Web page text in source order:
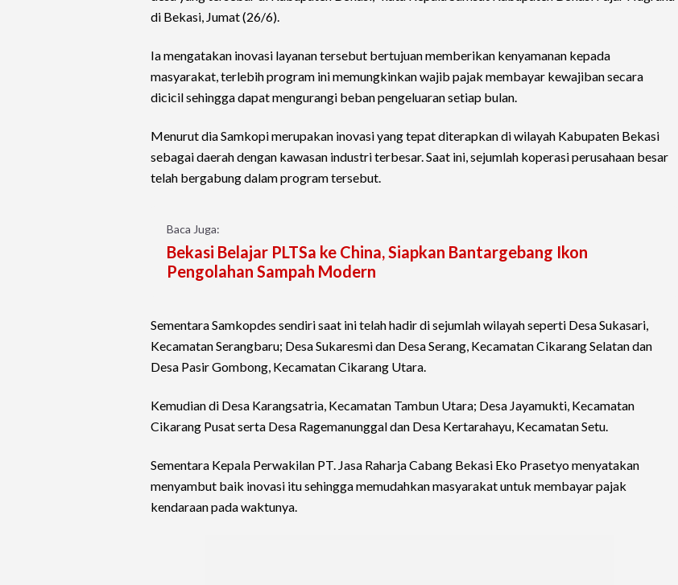
di Bekasi, Jumat (26/6).
Ia mengatakan inovasi layanan tersebut bertujuan memberikan kenyamanan kepada
masyarakat, terlebih program ini memungkinkan wajib pajak membayar kewajiban secara
dicicil sehingga dapat mengurangi beban pengeluaran setiap bulan.
Menurut dia Samkopi merupakan inovasi yang tepat diterapkan di wilayah Kabupaten Bekasi
sebagai daerah dengan kawasan industri terbesar. Saat ini, sejumlah koperasi perusahaan besar
telah bergabung dalam program tersebut.
Baca Juga:
Bekasi Belajar PLTSa ke China, Siapkan Bantargebang Ikon
Pengolahan Sampah Modern
Sementara Samkopdes sendiri saat ini telah hadir di sejumlah wilayah seperti Desa Sukasari,
Kecamatan Serangbaru; Desa Sukaresmi dan Desa Serang, Kecamatan Cikarang Selatan dan
Desa Pasir Gombong, Kecamatan Cikarang Utara.
Kemudian di Desa Karangsatria, Kecamatan Tambun Utara; Desa Jayamukti, Kecamatan
Cikarang Pusat serta Desa Ragemanunggal dan Desa Kertarahayu, Kecamatan Setu.
Sementara Kepala Perwakilan PT. Jasa Raharja Cabang Bekasi Eko Prasetyo menyatakan
menyambut baik inovasi itu sehingga memudahkan masyarakat untuk membayar pajak
kendaraan pada waktunya.